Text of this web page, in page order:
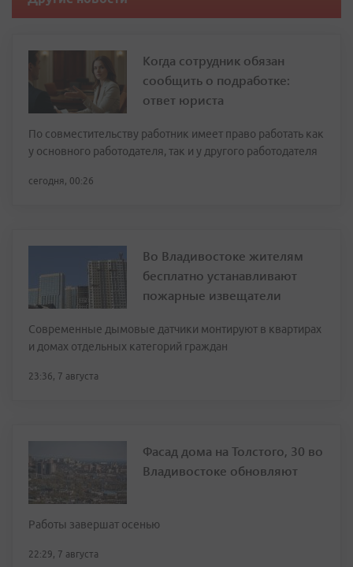
Когда сотрудник обязан
сообщить о подработке:
ответ юриста
По совместительству работник имеет право работать как
у основного работодателя, так и у другого работодателя
сегодня, 00:26
Во Владивостоке жителям
бесплатно устанавливают
пожарные извещатели
Современные дымовые датчики монтируют в квартирах
и домах отдельных категорий граждан
23:36, 7 августа
Фасад дома на Толстого, 30 во
Владивостоке обновляют
Работы завершат осенью
22:29, 7 августа